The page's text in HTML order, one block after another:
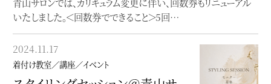
いたしました。＜回数券でできること＞5回…
2024.11.17
着付け教室／講座／イベント
2023.05.22
着付け教室／講座／イベント
”浴衣にぴったり”洒落水引ワー